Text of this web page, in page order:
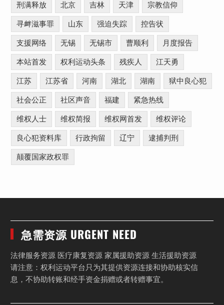
刑满释放 北京 吉林 天津 宗教信仰
寻衅滋事罪 山东 强迫失踪 控告状
支援网络 无锡 无锡市 曹顺利 月度报告
本站首发 权利运动头条 残疾人 江天勇
江苏 江苏省 河南 湖北 湖南 狱中良心犯
社会公正 社区声音 福建 紧急热线
维权人士 维权简报 维权网首发 维权评论
良心犯资料库 行政拘留 辽宁 逮捕判刑
颠覆国家政权罪
急需资源 URGENT NEED
法律服务资源 医疗康复资源 家属援助资源 生活援助资源
请注意：权利运动平台只为其提供资源连接和协助核实信
息，不协助转账和经手资金捐赠或者转赠事宜。